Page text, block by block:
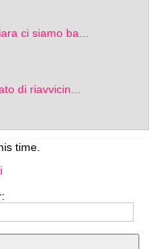
ci siamo ba...
di riavvicin...
time.